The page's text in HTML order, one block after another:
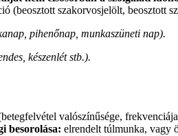
(beosztott szakorvosjelölt, beosztott
pihenőnap, munkaszüneti nap).
készenlét stb.).
valószínűsége,
besorolása: elrendelt túlmunka, vagy